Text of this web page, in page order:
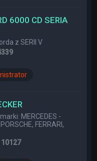
6000 CD SERIA
z SERII V
MERCEDES -
FERRARI,
10127